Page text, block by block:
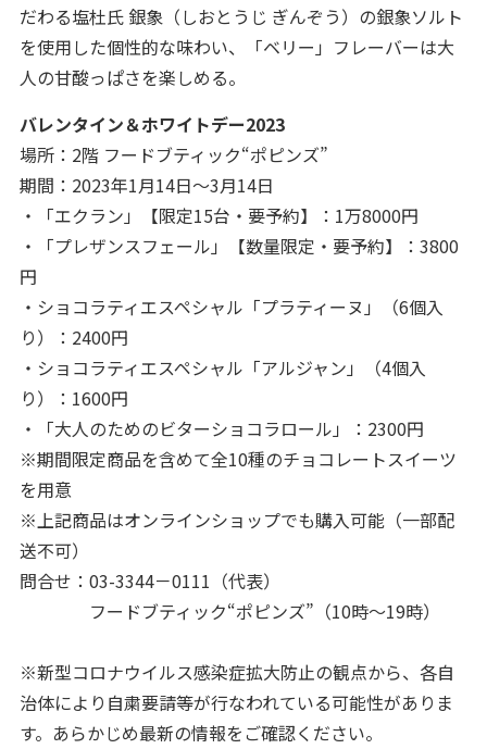
だわる塩杜氏 銀象（しおとうじ ぎんぞう）の銀象ソルト
を使用した個性的な味わい、「ベリー」フレーバーは大
人の甘酸っぱさを楽しめる。
バレンタイン＆ホワイトデー2023
場所：2階 フードブティック“ポピンズ”
期間：2023年1月14日～3月14日
・「エクラン」【限定15台・要予約】：1万8000円
・「プレザンスフェール」【数量限定・要予約】：3800
円
・ショコラティエスペシャル「プラティーヌ」（6個入
り）：2400円
・ショコラティエスペシャル「アルジャン」（4個入
り）：1600円
・「大人のためのビターショコラロール」：2300円
※期間限定商品を含めて全10種のチョコレートスイーツ
を用意
※上記商品はオンラインショップでも購入可能（一部配
送不可）
問合せ：03-3344－0111（代表）
フードブティック“ポピンズ”（10時～19時）
※新型コロナウイルス感染症拡大防止の観点から、各自
治体により自粛要請等が行なわれている可能性がありま
す。あらかじめ最新の情報をご確認ください。